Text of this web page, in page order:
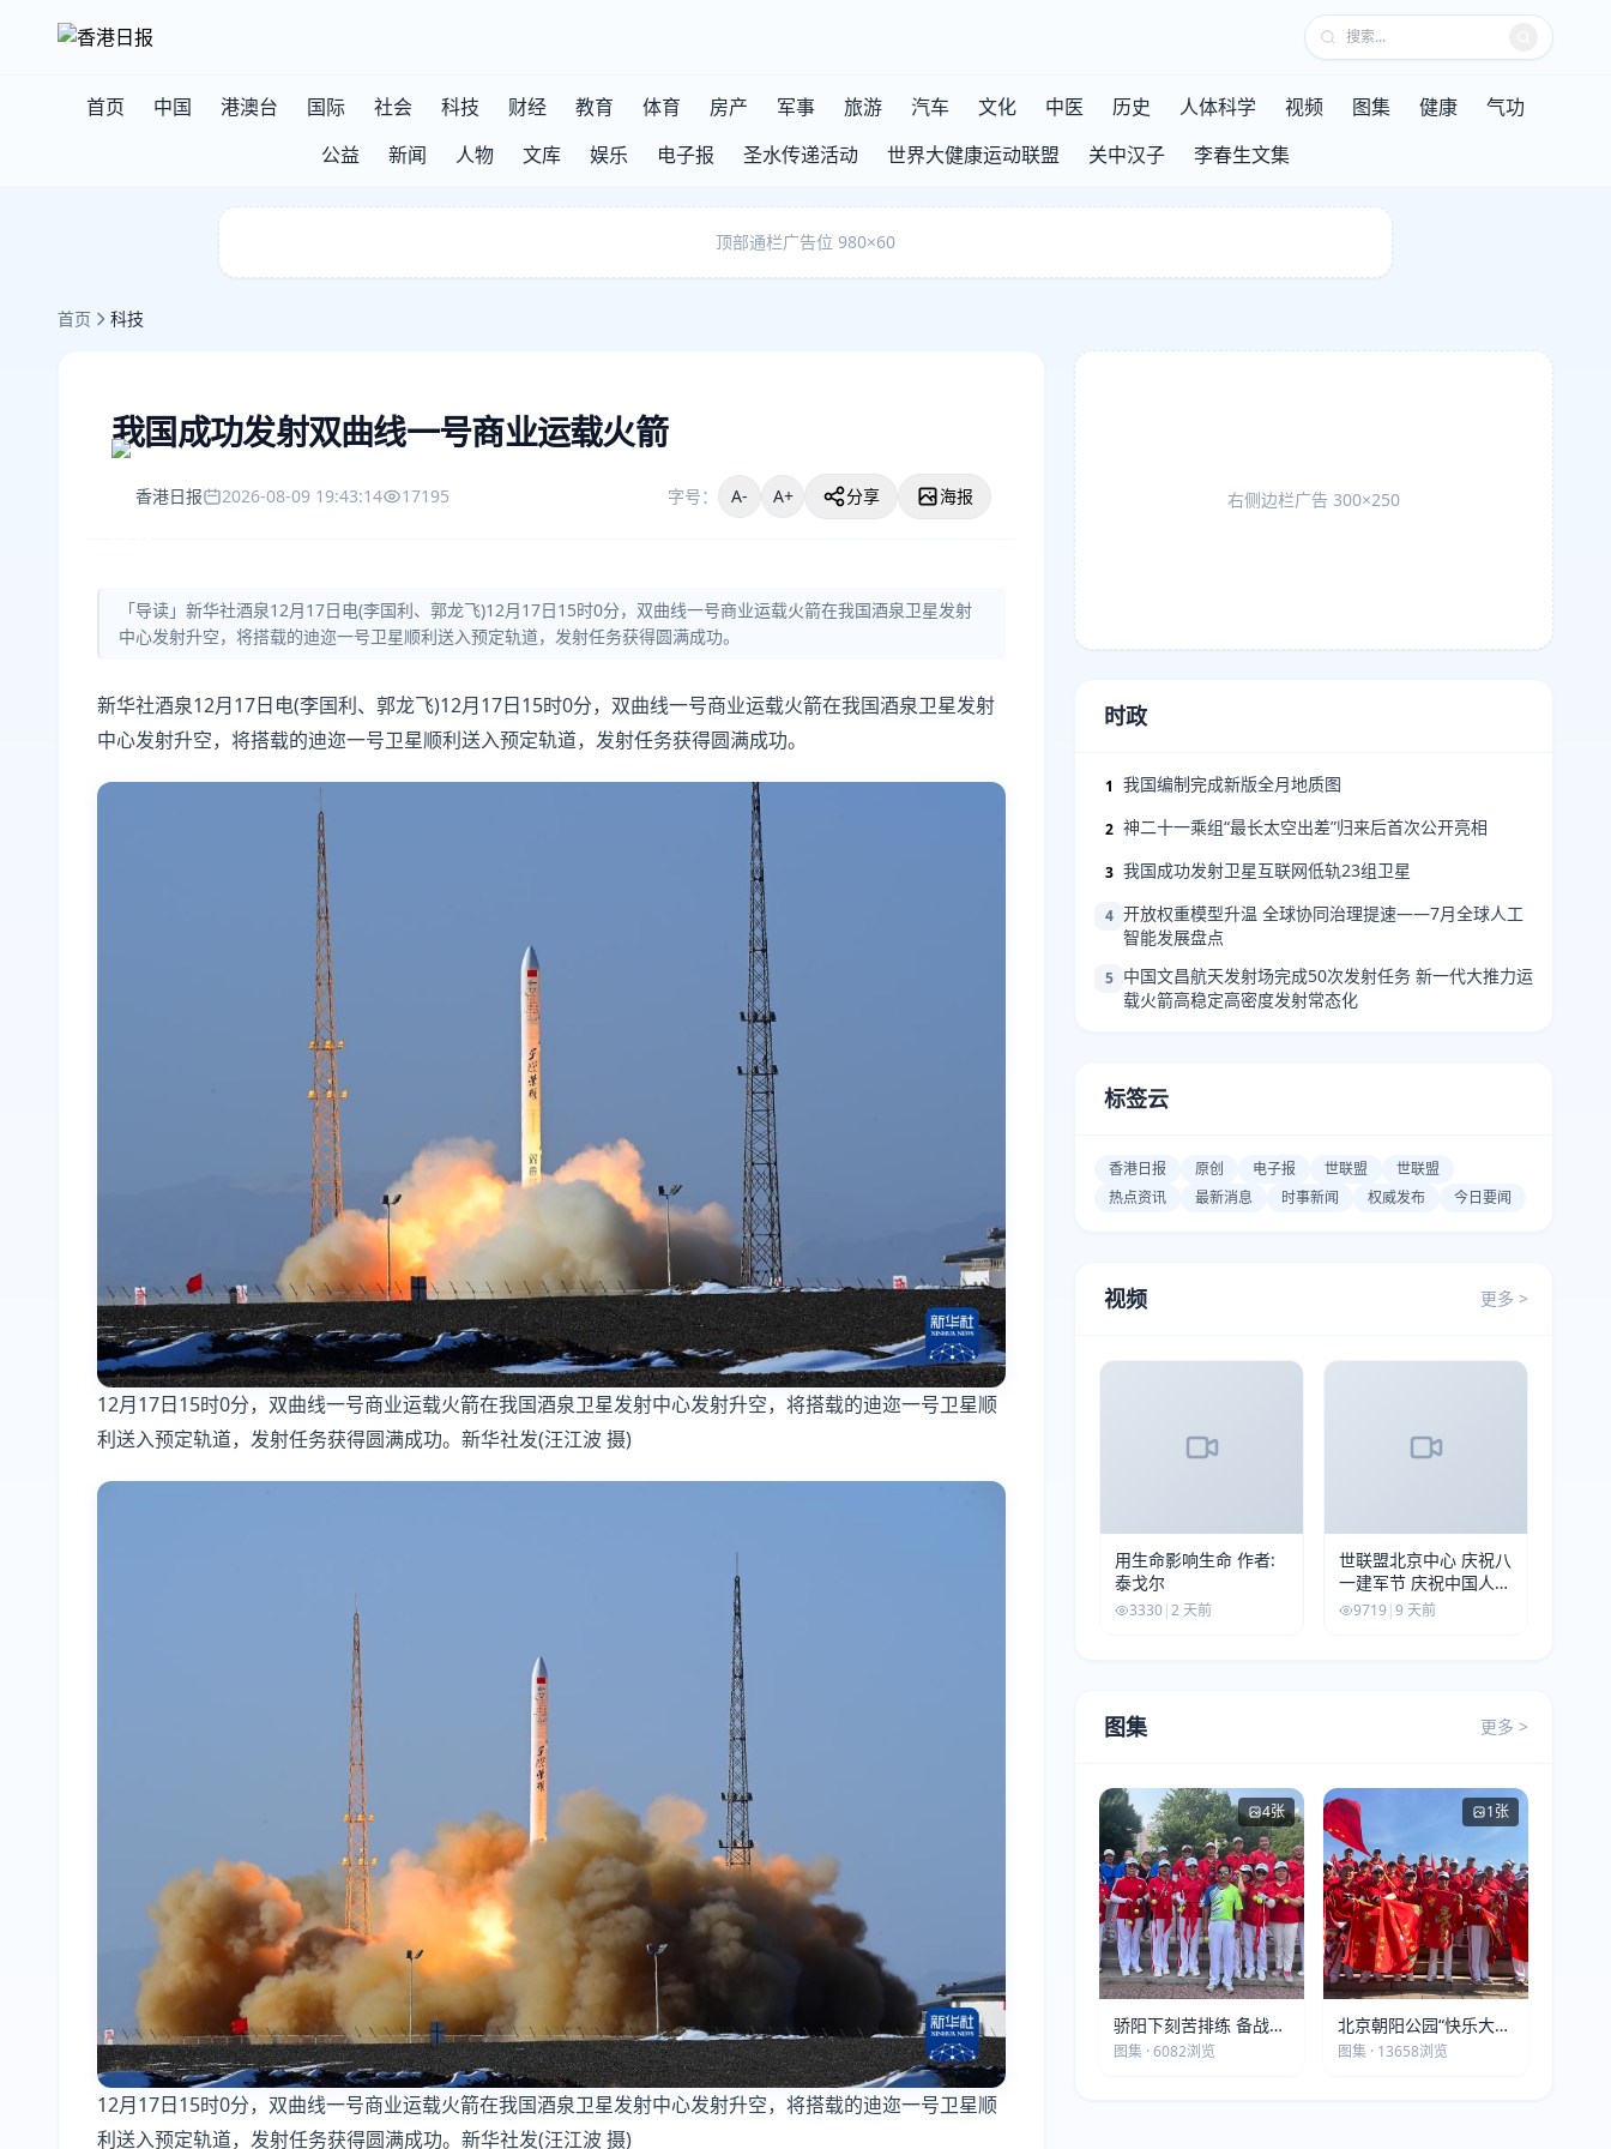
首页 中国 港澳台 国际 社会 科技 财经 教育 体育 房产 军事 旅游 汽车 文化 中医 历史 人体科学 视频 图集 健康
气功
公益
新闻 人物 文库 娱乐 电子报 圣水传递活动 世界大健康运动联盟 关中汉子 李春生文集
顶部通栏广告位 980×60
首页 科技
我国成功发射双曲线一号商业运载火箭
香港日报 2026-08-09 19:43:14 17195 字号： A- A+ 分享 海报
「导读」新华社酒泉12月17日电(李国利、郭龙飞)12月17日15时0分，双曲线一号商业运载火箭在我国酒泉卫星发射
中心发射升空，将搭载的迪迩一号卫星顺利送入预定轨道，发射任务获得圆满成功。
新华社酒泉12月17日电(李国利、郭龙飞)12月17日15时0分，双曲线一号商业运载火箭在我国酒泉卫星发射
中心发射升空，将搭载的迪迩一号卫星顺利送入预定轨道，发射任务获得圆满成功。
12月17日15时0分，双曲线一号商业运载火箭在我国酒泉卫星发射中心发射升空，将搭载的迪迩一号卫星顺
利送入预定轨道，发射任务获得圆满成功。新华社发(汪江波 摄)
12月17日15时0分，双曲线一号商业运载火箭在我国酒泉卫星发射中心发射升空，将搭载的迪迩一号卫星顺
利送入预定轨道，发射任务获得圆满成功。新华社发(汪江波 摄)
右侧边栏广告 300×250
时政
1 我国编制完成新版全月地质图
2 神二十一乘组“最长太空出差”归来后首次公开亮相
3 我国成功发射卫星互联网低轨23组卫星
4 开放权重模型升温 全球协同治理提速——7月全球人工
智能发展盘点
5 中国文昌航天发射场完成50次发射任务 新一代大推力运
载火箭高稳定高密度发射常态化
标签云
香港日报 原创 电子报 世联盟
世联盟
热点资讯
最新消息 时事新闻 权威发布 今日要闻
视频 更多 >
用生命影响生命 作者:
泰戈尔
3330|2 天前
世联盟北京中心 庆祝八
一建军节 庆祝中国人民
解放军建军99周年
9719 |9 天前
图集 更多 >
4张
骄阳下刻苦排练 备战第
五届莫斯科世界大健康
图集 · 6082浏览
1张
北京朝阳公园“快乐大本
营”建党105周年庆祝活
图集 · 13658浏览